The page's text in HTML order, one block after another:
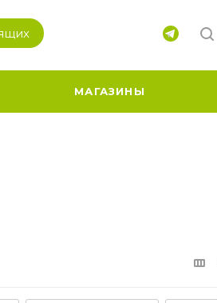
МАГАЗИНЫ